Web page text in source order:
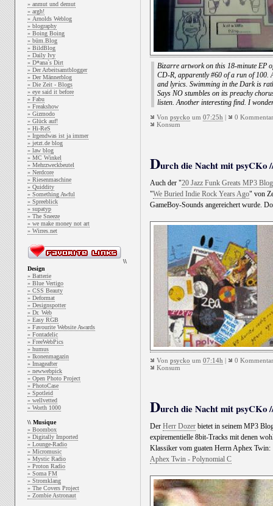
» anmut und demut
» argh!
» Arnolds Weblog
» blography
» Boing Boing
» büm.Blog
» BildBlog
» Daily Ivy
» D*ana`s Dirt
» Der Arbeitsamtblogger
» Der Männerblog
» Die Zeit - Blogs
» eye said it before
» Fabu
» Freakshow
» Gizmodo
» Glück auf!
» Hi-ReS
» Irgendwas ist ja immer
» jetzt.de blog
» law blog
» MC Winkel
» Mehrzweckbeutel
» Nerdcore
» Riesenmaschine
» Quiddity
» Something Awful
» Spreeblick
» supatyp
» The Sneeze
» we make money not art
» Wirres.net
\\
Design
» Batterie
» Blue Vertigo
» CSS Beauty
» Deformat
» Designspotter
» Dr. Web
» Easy RGB
» Favourite Website Awards
» Fontadelic
» FreeWebPics
» humus
» Ikonenmagazin
» Imageafter
» newwebpick
» Open Photo Project
» PhotoCase
» Spotleid
» wellvetted
» Worth 1000
\\ Musique
» Boombox
» Digitally Imported
» Lounge-Radio
» Micromusic
» Mystic Radio
» Proton Radio
» Soma FM
» Stromklang
» The Covers Project
» Zombie Astronaut
Bizarre artwork on this 18-minute EP
CD-R, apparently #60 of a run of 100.
and lyrics. Swimming in the Dark is
Says NO stumbles on its preachy
listen. Another interesting find. I
Von psycko um 07:25h |
0
Konsum
Durch die Nacht mit psyCKo
Auch der "20 Jazz Funk Greats MP3
"We Buried Indie Rock Years Ago" von
GameBoy-Sounds angereichert wurde.
Von psycko um 07:14h |
0
Konsum
Durch die Nacht mit psyCKo
Der Herr Dozer bietet in seinem MP3
expirementielle 8bit-Tracks mit denen
Klassiker vom guaten Herrn Aphex Twin:
Aphex Twin - Polynomial C